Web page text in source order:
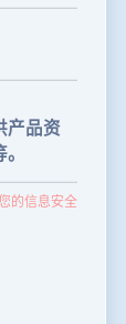
的信息安全
钱？
格？
设备？
和报价。